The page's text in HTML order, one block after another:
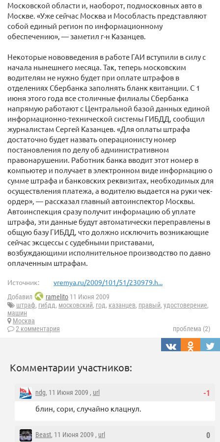
Московской области и, наоборот, подмосковных авто в
Москве. «Уже сейчас Москва и Мособласть представляют
собой единый регион по информационному
обеспечению», — заметил г-н Казанцев.
Некоторые нововведения в работе ГАИ вступили в силу с
начала нынешнего месяца. Так, теперь московским
водителям не нужно будет при оплате штрафов в
отделениях Сбербанка заполнять бланк квитанции. С 1
июня этого года все столичные филиалы Сбербанка
напрямую работают с Центральной базой данных единой
информационно-технической системы ГИБДД, сообщил
журналистам Сергей Казанцев. «Для оплаты штрафа
достаточно будет назвать операционисту номер
постановления по делу об административном
правонарушении. Работник банка вводит этот номер в
компьютер и получает в электронном виде информацию о
сумме штрафа и банковских реквизитах, необходимых для
осуществления платежа, а водителю выдается на руки чек-
ордер», — рассказал главный автоинспектор Москвы.
Автоинспекция сразу получит информацию об уплате
штрафа, эти данные будут автоматически переправлены в
общую базу ГИБДД, что должно исключить возникающие
сейчас эксцессы с судебными приставами,
возбуждающими исполнительное производство по давно
оплаченным штрафам.
Источник: vremya.ru/2009/101/51/230979.h...
Добавил ramelito 11 Июня 2009
штраф, гибдд, московский, год, казанцев, правый, удостоверение,
машин
Москва
2 комментария
проблема (2)
Комментарии участников:
-1
ndg, 11 Июня 2009 , url
блин, сори, случайно клацнул.
0
Beast, 11 Июня 2009 , url